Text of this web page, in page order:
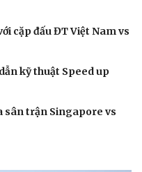
cặp đấu ĐT Việt Nam vs
kỹ thuật Speed up
sân trận Singapore vs